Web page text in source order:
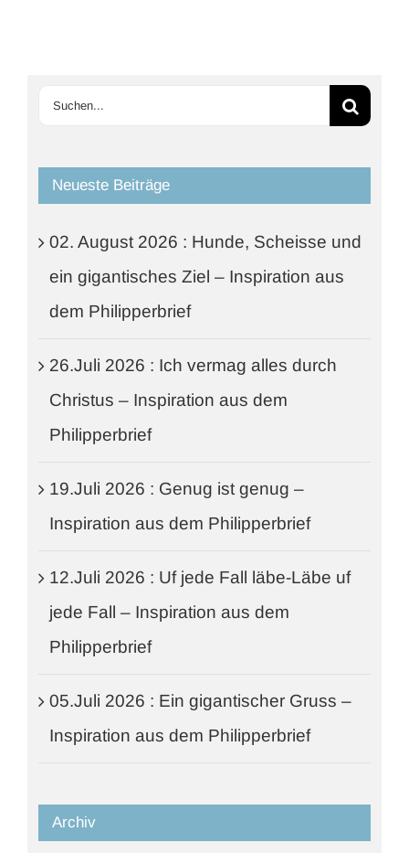
Suche
Neueste Beiträge
02. August 2026 : Hunde, Scheisse und
ein gigantisches Ziel – Inspiration aus
dem Philipperbrief
26.Juli 2026 : Ich vermag alles durch
Christus – Inspiration aus dem
Philipperbrief
19.Juli 2026 : Genug ist genug –
Inspiration aus dem Philipperbrief
12.Juli 2026 : Uf jede Fall läbe-Läbe uf
jede Fall – Inspiration aus dem
Philipperbrief
05.Juli 2026 : Ein gigantischer Gruss –
Inspiration aus dem Philipperbrief
Archiv